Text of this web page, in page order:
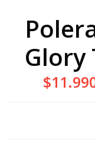
Glory